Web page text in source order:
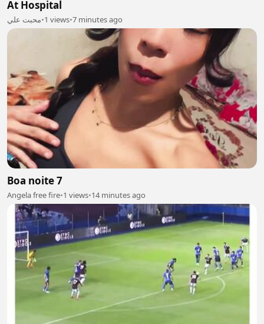
At Hospital
محبت علي•1 views•7 minutes ago
Boa noite 7
Angela free fire•1 views•14 minutes ago